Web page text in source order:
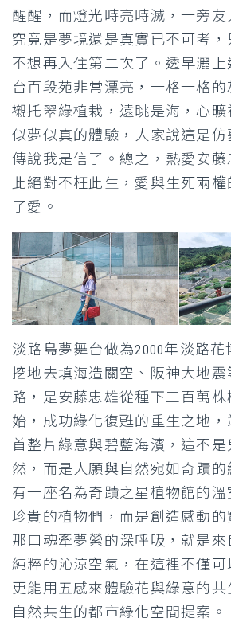
醒醒，而燈光時亮時滅，一旁友
究竟是夢境還是真實已不可考，
不想再入住第二次了。透早灑上
台百段苑非常漂亮，一格一格
襯托翠綠植栽，遠眺是海，心
似夢似真的體驗，人家說這是
傳說我是信了。總之，熱愛安藤
此絕對不枉此生，愛與生死兩
了愛。
淡路島夢舞台做為2000年淡路花
挖地去填海造關空、阪神大地震
路，是安藤忠雄從種下三百萬株
始，成功綠化復甦的重生之地，
首整片綠意與碧藍海濱，這不是
然，而是人願與自然宛如奇蹟的
有一座名為奇蹟之星植物館的溫
珍貴的植物們，而是創造感動的
那口魂牽夢縈的深呼吸，就是
純粹的沁涼空氣，在這裡不僅可
更能用五感來體驗花與綠意的
自然共生的都市綠化空間提案。